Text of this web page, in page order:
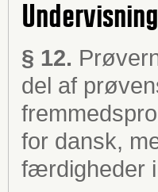
§ 12.
del af
for dansk,
færdigheder